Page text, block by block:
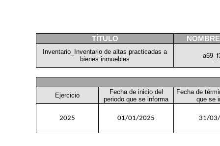
TÍTULO
Inventario_Inventario de altas practicadas a
bienes inmuebles
Ejercicio
Fecha de inicio del
periodo que se informa
Fecha de
que se
2025 01/01/2025 31/